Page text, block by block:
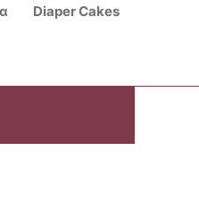
Diaper Cakes